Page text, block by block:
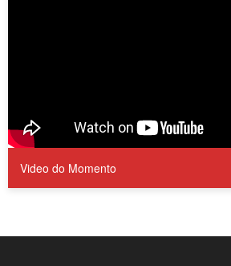
Video do Momento